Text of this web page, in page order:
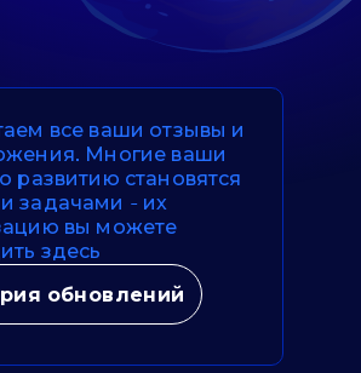
все ваши отзывы и
Многие ваши
развитию становятся
задачами - их
вы можете
здесь
обновлений